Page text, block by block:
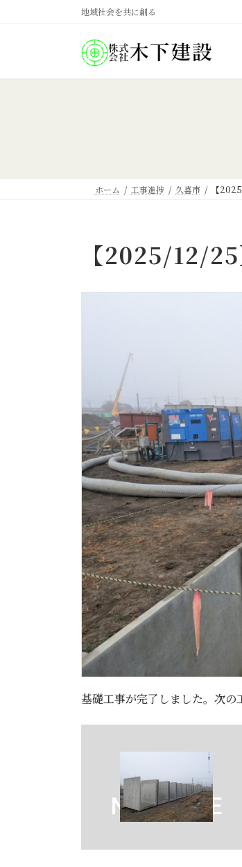
地域社会を共に創る
ホーム 工事進捗 久喜市 【
【2025/12/
基礎工事が完了しました。次の